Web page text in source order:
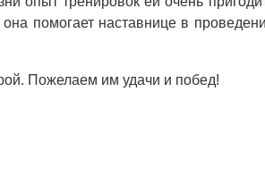
помогает наставнице в
Пожелаем им удачи и побед!